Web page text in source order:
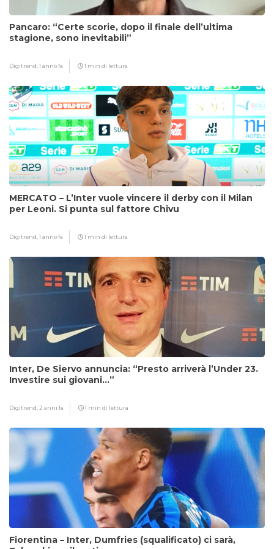
Pancaro: “Certe scorie, dopo il finale dell’ultima
stagione, sono inevitabili”
Digitrend,1 anno fa 1 min di lettura
MERCATO – L’Inter vuole vincere il derby con il Milan
per Leoni. Si punta sul fattore Chivu
Digitrend,1 anno fa 1 min di lettura
Inter, De Siervo annuncia: “Presto arriverà l’Under 23.
Investire sui giovani…”
Digitrend, 2 anni fa 1 min di lettura
Fiorentina – Inter, Dumfries (squalificato) ci sarà,